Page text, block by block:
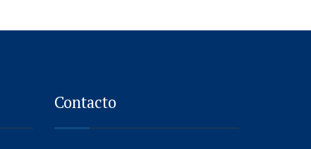
Contacto